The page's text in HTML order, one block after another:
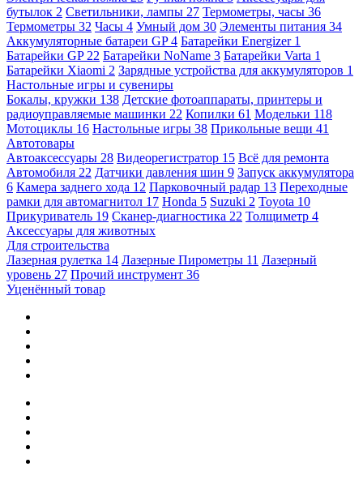
бутылок 2 Светильники, лампы 27 Термометры, часы 36
Термометры 32 Часы 4 Умный дом 30 Элементы питания 34
Аккумуляторные батареи GP4 Батарейки Energizer 1
Батарейки GP 22 Батарейки NoName 3 Батарейки Varta 1
Батарейки Xiaomi 2 Зарядные устройства для аккумуляторов 1
Настольные игры и сувениры
Бокалы, кружки 138 Детские фотоаппараты, принтеры и
радиоуправляемые машинки 22 Копилки 61 Модельки 118
Мотоциклы 16 Настольные игры 38 Прикольные вещи 41
Автотовары
Автоаксессуары 28 Видеорегистратор 15 Всё для ремонта
Автомобиля 22 Датчики давления шин 9 Запуск аккумулятора
6 Камера заднего хода 12 Парковочный радар 13 Переходные
рамки для автомагнитол 17 Honda 5 Suzuki 2 Toyota 10
Прикуриватель 19 Сканер-диагностика 22 Толщиметр 4
Аксессуары для животных
Для строительства
Лазерная рулетка 14 Лазерные Пирометры 11 Лазерный
уровень 27 Прочий инструмент 36
Уценённый товар